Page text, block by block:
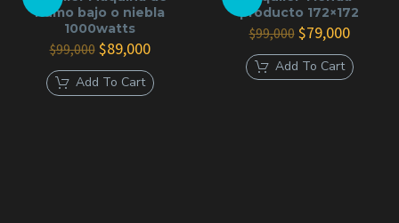
humo bajo o niebla
1000watts
$99,000 El
precio
original
era:
$89,000El
actual
es:
Add To Cart
producto 172×172
$99,000 El
precio
original
era:
$79,000El
actual
es:
Add To Cart